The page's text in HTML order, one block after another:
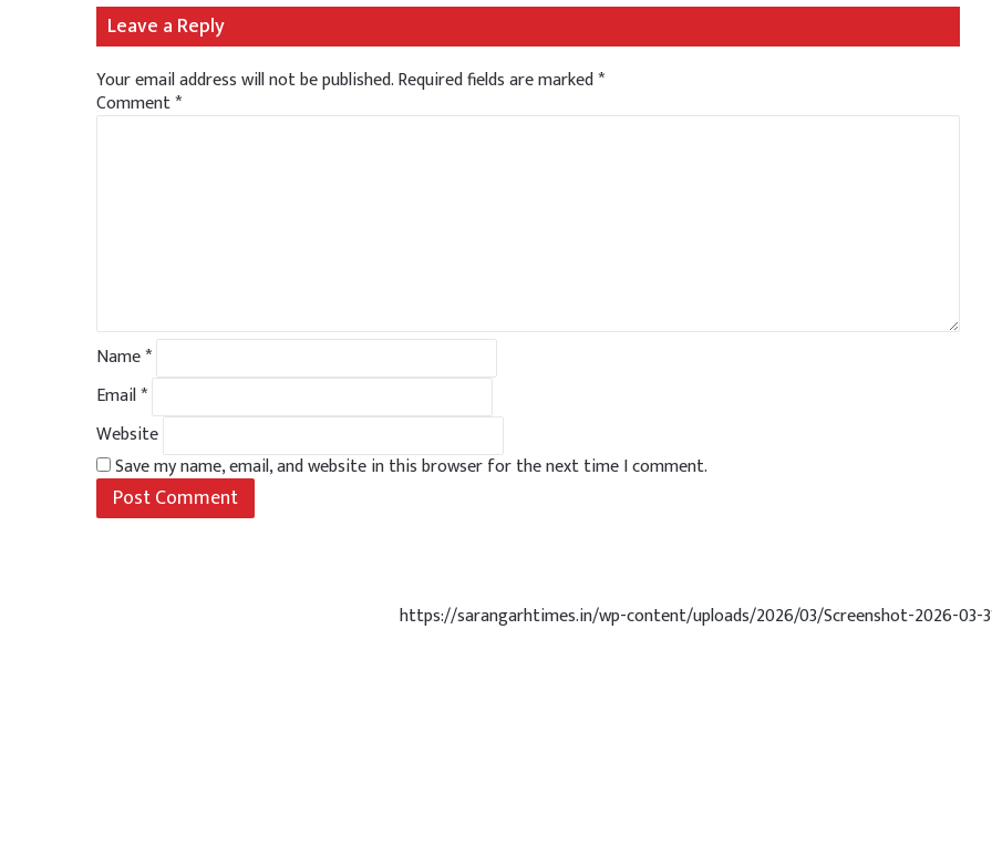
Leave a Reply
Your email address will not be published.Required fields are marked*
Comment*
Name*
Email*
Website
Save my name, email, and website in this browser for the next time I comment.
https://sarangarhtimes.in/wp-content/uploads/2026/03/Screenshot-2026-03-